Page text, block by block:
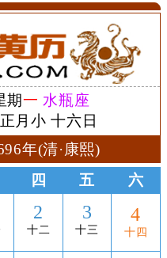
期一 水瓶座
月小 十六日
年(清·康熙)
四 五 六
2
十二
3
十三
4
十四